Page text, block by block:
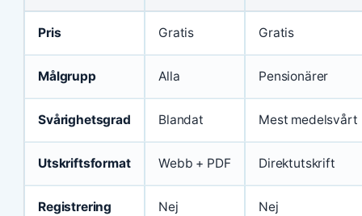
Pris Gratis Gratis
Målgrupp Alla Pensionärer
Svårighetsgrad Blandat Mest medelsvårt
Utskriftsformat Webb + PDF Direktutskrift
Registrering Nej Nej